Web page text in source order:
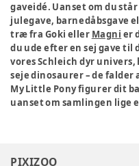
gaveidé. Uanset om du
julegave, barnedåbsgave
træ fra Goki eller Magni er
du ude efter en sej gave til
vores Schleich dyr
seje dinosaurer – de
My Little Pony figurer dit
uanset om samlingen lige
PIXIZOO